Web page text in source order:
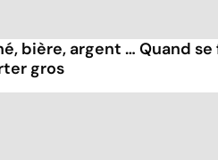
bière, argent … Quand
gros